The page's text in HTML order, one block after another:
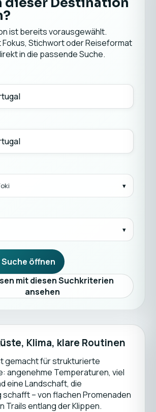
ist bereits vorausgewählt.
Stichwort oder Reiseformat
in die passende Suche.
öffnen
mit diesen Suchkriterien
ansehen
Klima, klare Routinen
gemacht für strukturierte
angenehme Temperaturen, viel
eine Landschaft, die
– von flachen Promenaden
Trails entlang der Klippen.